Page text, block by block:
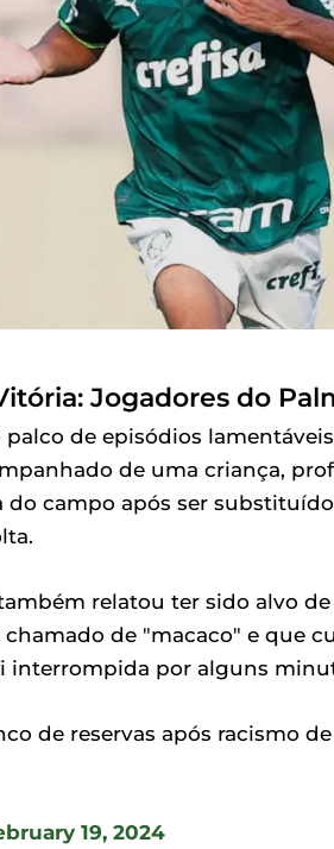
Jogadores do
de episódios
de uma criança,
do campo após ser
relatou ter sido alvo de
de "macaco" e que
interrompida por alguns
de reservas após racismo
19, 2024